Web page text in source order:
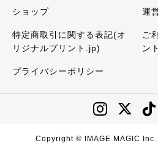
ショップ 運
特定商取引に関する表記(オ
リジナルプリント.jp)
ご
ン
プライバシーポリシー
Copyright © IMAGE MAGIC